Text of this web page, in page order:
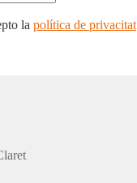
la política de privacitat